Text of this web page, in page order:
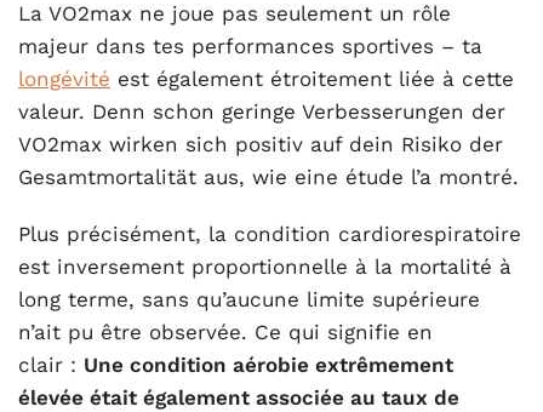
La VO2max ne joue pas seulement un rôle
majeur dans tes performances sportives – ta
longévité est également étroitement liée à cette
valeur. Denn schon geringe Verbesserungen der
VO2max wirken sich positiv auf dein Risiko der
Gesamtmortalität aus, wie eine étude l’a montré.
Plus précisément, la condition cardiorespiratoire
est inversement proportionnelle à la mortalité à
long terme, sans qu’aucune limite supérieure
n’ait pu être observée. Ce qui signifie en
clair : Une condition aérobie extrêmement
élevée était également associée au taux de